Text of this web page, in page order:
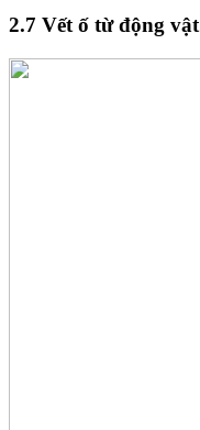
2.7 Vết ố từ động vật